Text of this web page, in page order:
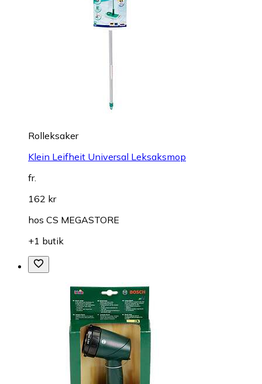
Rolleksaker
Klein Leifheit Universal Leksaksmop
fr.
162 kr
hos CS MEGASTORE
+1 butik